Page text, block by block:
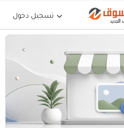
تسجيل دخول